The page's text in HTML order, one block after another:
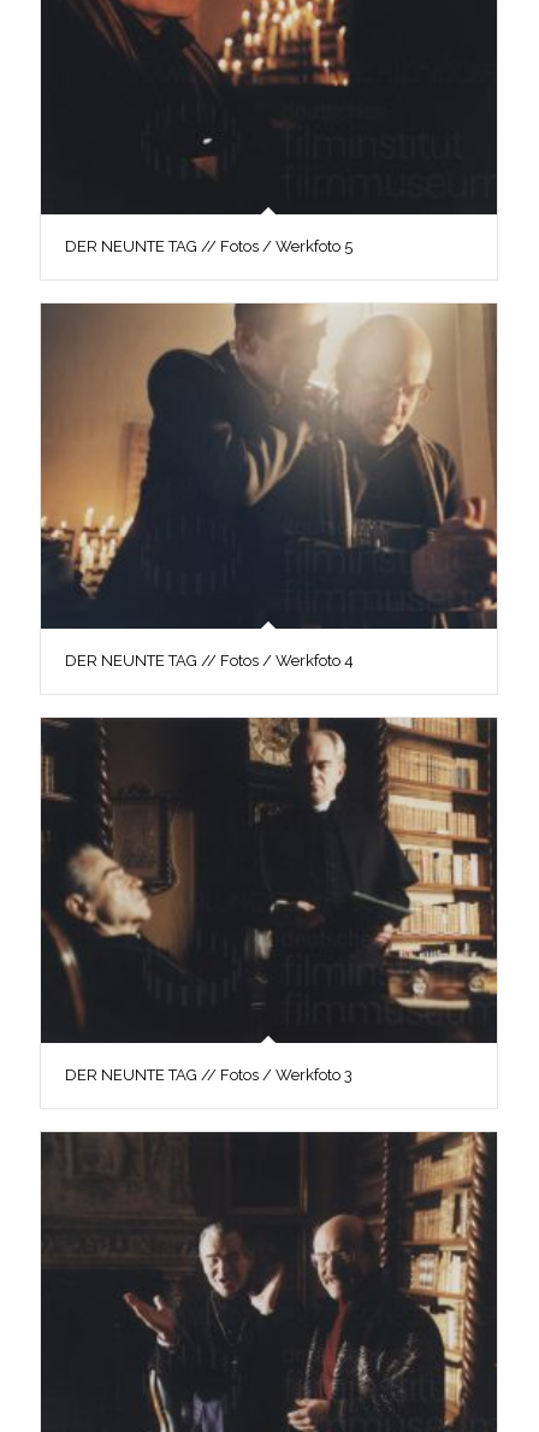
DER NEUNTE TAG // Fotos / Werkfoto 5
DER NEUNTE TAG // Fotos / Werkfoto 4
DER NEUNTE TAG // Fotos / Werkfoto 3